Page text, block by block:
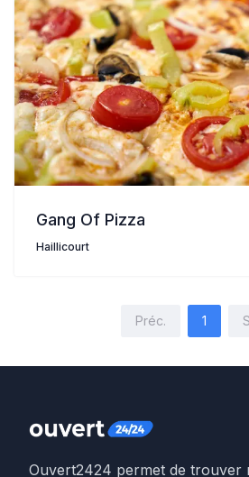
Gang Of Pizza
Haillicourt
Préc. 1
Ouvert2424 permet de trouver